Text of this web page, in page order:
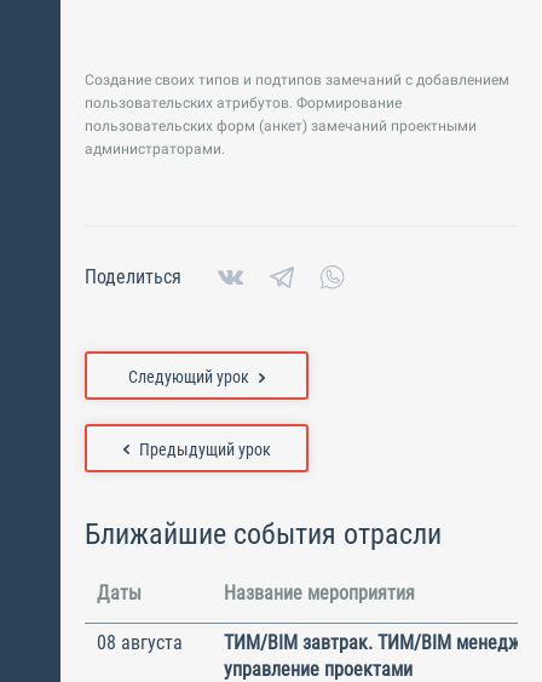
Создание своих типов и подтипов замечаний с добавлением
пользовательских атрибутов. Формирование
пользовательских форм (анкет) замечаний проектными
администраторами.
Поделиться
Предыдущий урок
Следующий урок
Ближайшие события отрасли
Даты Название мероприятия
08 августа
ТИМ/BIM завтрак. ТИМ/BIM
управление проектами